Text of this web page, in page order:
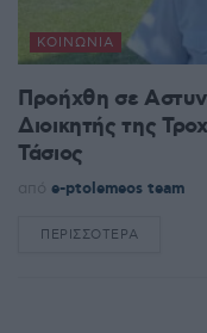
ΚΟΙΝΩΝΊΑ
Προήχθη σε
Διοικητής της
Τάσιος
από e-ptolemeos team
ΠΕΡΙΣΣΌΤΕΡΑ